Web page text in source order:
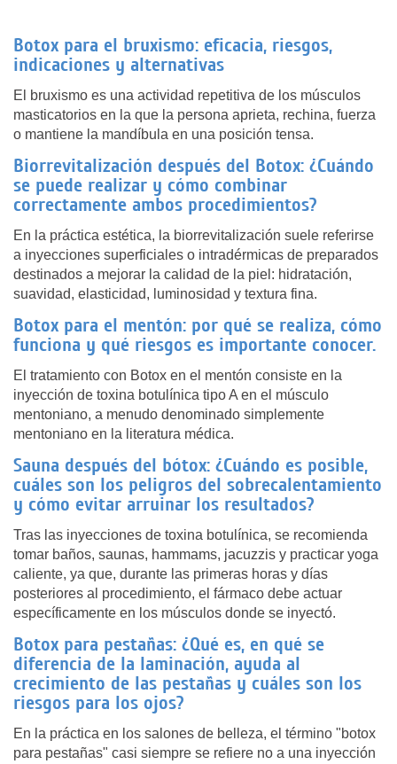
Botox para el bruxismo: eficacia, riesgos,
indicaciones y alternativas
El bruxismo es una actividad repetitiva de los músculos
masticatorios en la que la persona aprieta, rechina, fuerza
o mantiene la mandíbula en una posición tensa.
Biorrevitalización después del Botox: ¿Cuándo
se puede realizar y cómo combinar
correctamente ambos procedimientos?
En la práctica estética, la biorrevitalización suele referirse
a inyecciones superficiales o intradérmicas de preparados
destinados a mejorar la calidad de la piel: hidratación,
suavidad, elasticidad, luminosidad y textura fina.
Botox para el mentón: por qué se realiza, cómo
funciona y qué riesgos es importante conocer.
El tratamiento con Botox en el mentón consiste en la
inyección de toxina botulínica tipo A en el músculo
mentoniano, a menudo denominado simplemente
mentoniano en la literatura médica.
Sauna después del bótox: ¿Cuándo es posible,
cuáles son los peligros del sobrecalentamiento
y cómo evitar arruinar los resultados?
Tras las inyecciones de toxina botulínica, se recomienda
tomar baños, saunas, hammams, jacuzzis y practicar yoga
caliente, ya que, durante las primeras horas y días
posteriores al procedimiento, el fármaco debe actuar
específicamente en los músculos donde se inyectó.
Botox para pestañas: ¿Qué es, en qué se
diferencia de la laminación, ayuda al
crecimiento de las pestañas y cuáles son los
riesgos para los ojos?
En la práctica en los salones de belleza, el término "botox
para pestañas" casi siempre se refiere no a una inyección